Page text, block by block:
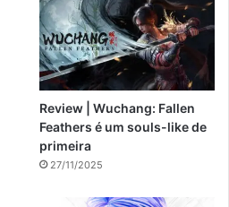
Review | Wuchang: Fallen
Feathers é um souls-like de
primeira
27/11/2025